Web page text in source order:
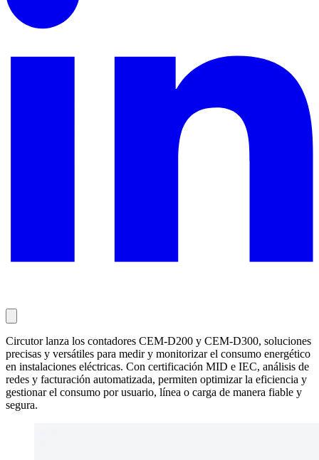
Circutor lanza los contadores CEM-D200 y CEM-D300, soluciones
precisas y versátiles para medir y monitorizar el consumo energético
en instalaciones eléctricas. Con certificación MID e IEC, análisis de
redes y facturación automatizada, permiten optimizar la eficiencia y
gestionar el consumo por usuario, línea o carga de manera fiable y
segura.